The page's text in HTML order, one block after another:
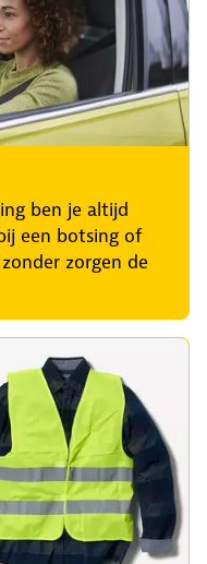
ben je altijd
een botsing of
zorgen de